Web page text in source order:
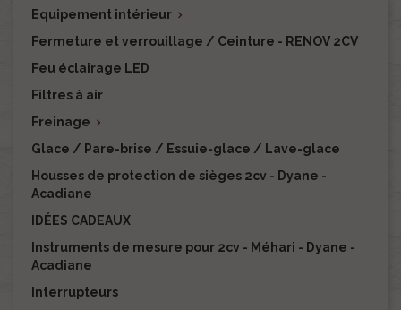
Equipement intérieur 
Fermeture et verrouillage / Ceinture - RENOV 2CV
Feu éclairage LED
Filtres à air
Freinage 
Glace / Pare-brise / Essuie-glace / Lave-glace
Housses de protection de sièges 2cv - Dyane -
Acadiane
IDÉES CADEAUX
Instruments de mesure pour 2cv - Méhari - Dyane -
Acadiane
Interrupteurs